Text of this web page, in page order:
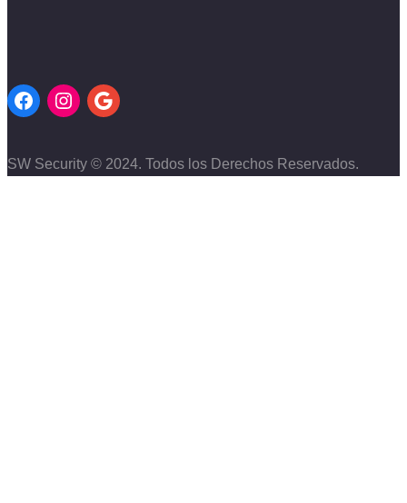
SW Security © 2024. Todos los Derechos Reservados.